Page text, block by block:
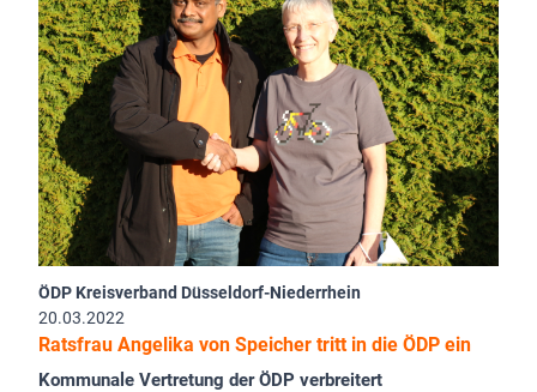
ÖDP Kreisverband Düsseldorf-Niederrhein
20.03.2022
Ratsfrau Angelika von Speicher tritt in die ÖDP ein
Kommunale Vertretung der ÖDP verbreitert